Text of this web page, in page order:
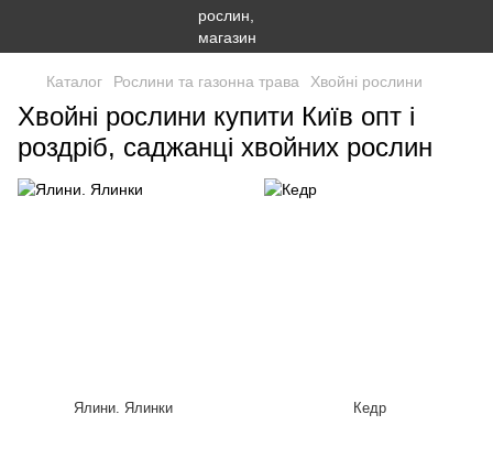
Каталог Рослини та газонна трава Хвойні рослини
Хвойні рослини купити Київ опт і
роздріб, саджанці хвойних рослин
Ялини. Ялинки Кедр